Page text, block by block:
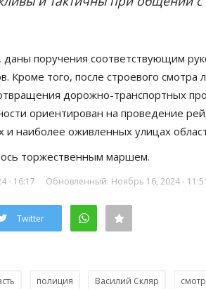
даны поручения соответствующим
Кроме того, после строевого смотра
дорожно-транспортных
ориентирован на проведение
и наиболее оживленных улицах
торжественным маршем.
- 16:17 Обновленный: Ноябрь 16, 2024 - 11:51
Twitter
полиция Василий Скляр смотр